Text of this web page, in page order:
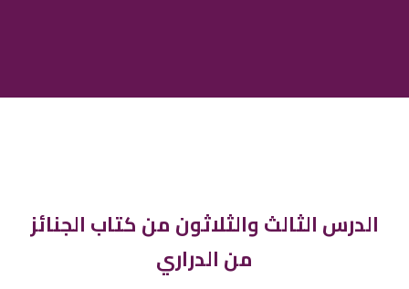
الدرس الثالث والثلاثون من كتاب الجنائز
من الدراري